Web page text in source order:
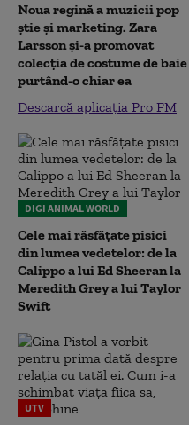
Noua regină a muzicii pop
știe și marketing. Zara
Larsson și-a promovat
colecția de costume de baie
purtând-o chiar ea
Descarcă aplicația Pro FM
DIGI ANIMAL WORLD
Cele mai răsfățate pisici
din lumea vedetelor: de la
Calippo a lui Ed Sheeran la
Meredith Grey a lui Taylor
Swift
UTV